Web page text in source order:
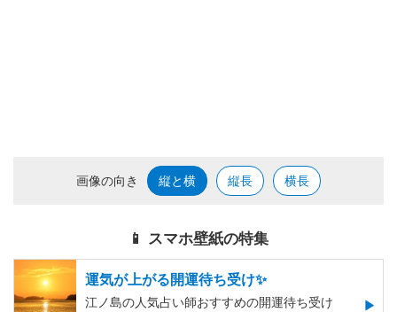
画像の向き 縦と横 縦長 横長
📱 スマホ壁紙の特集
運気が上がる開運待ち受け✨
江ノ島の人気占い師おすすめの開運待ち受け